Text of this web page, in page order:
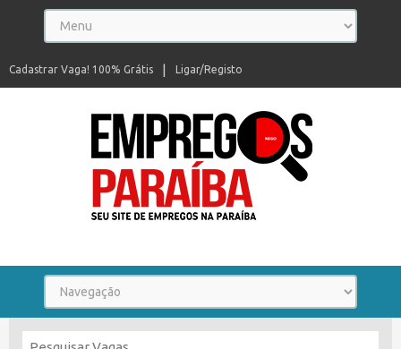
Ligar/Registo
Cadastrar Vaga! 100% Grátis